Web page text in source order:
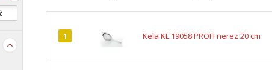
1 Kela KL 19058 PROFI nerez 20 cm